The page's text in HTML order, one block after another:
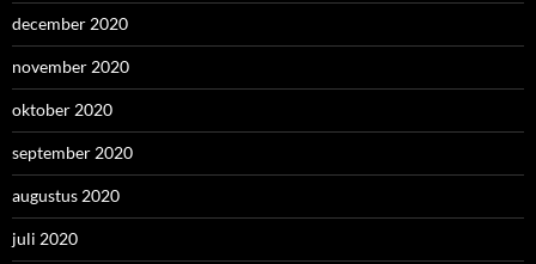
december 2020
november 2020
oktober 2020
september 2020
augustus 2020
juli 2020